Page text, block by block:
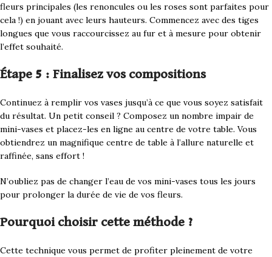
fleurs principales (les renoncules ou les roses sont parfaites pour
cela !) en jouant avec leurs hauteurs. Commencez avec des tiges
longues que vous raccourcissez au fur et à mesure pour obtenir
l’effet souhaité.
Étape 5 : Finalisez vos compositions
Continuez à remplir vos vases jusqu’à ce que vous soyez satisfait
du résultat. Un petit conseil ? Composez un nombre impair de
mini-vases et placez-les en ligne au centre de votre table. Vous
obtiendrez un magnifique centre de table à l’allure naturelle et
raffinée, sans effort !
N’oubliez pas de changer l’eau de vos mini-vases tous les jours
pour prolonger la durée de vie de vos fleurs.
Pourquoi choisir cette méthode ?
Cette technique vous permet de profiter pleinement de votre